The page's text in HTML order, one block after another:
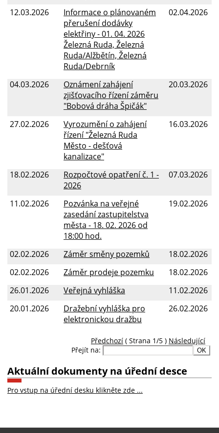
12.03.2026
02.04.2026
Informace o plánovaném
přerušení dodávky
elektřiny - 01. 04. 2026
Železná Ruda, Železná
Ruda/Alžbětín, Železná
Ruda/Debrník
04.03.2026
20.03.2026
Oznámení zahájení
zjišťovacího řízení záměru
"Bobová dráha Špičák"
27.02.2026
16.03.2026
Vyrozumění o zahájení
řízení "Železná Ruda
Město - dešťová
kanalizace"
18.02.2026
07.03.2026
Rozpočtové opatření č. 1 -
2026
11.02.2026
19.02.2026
Pozvánka na veřejné
zasedání zastupitelstva
města - 18. 02. 2026 od
18:00 hod.
02.02.2026
18.02.2026
Záměr směny pozemků
02.02.2026
18.02.2026
Záměr prodeje pozemku
26.01.2026
11.02.2026
Veřejná vyhláška
20.01.2026
26.02.2026
Dražební vyhláška pro
elektronickou dražbu
Předchozí ( Strana 1/5 ) Následující
Přejít na:
Aktuální dokumenty na úřední desce
Pro vstup na úřední desku klikněte zde ...